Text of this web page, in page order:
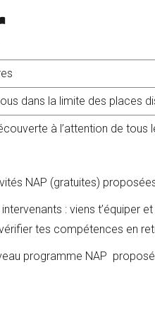
dans la limite des places
à l’attention de tous
NAP (gratuites)
: viens t’équiper
tes compétences en
programme NAP